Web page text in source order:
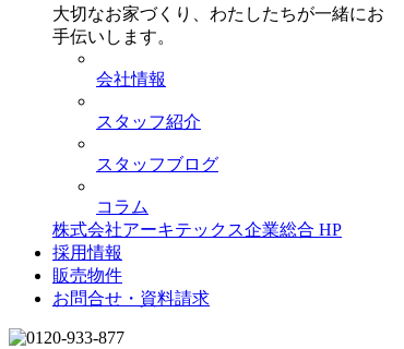
大切なお家づくり、わたしたちが一緒にお
手伝いします。
会社情報
スタッフ紹介
スタッフブログ
コラム
株式会社アーキテックス企業総合 HP
採用情報
販売物件
お問合せ・資料請求